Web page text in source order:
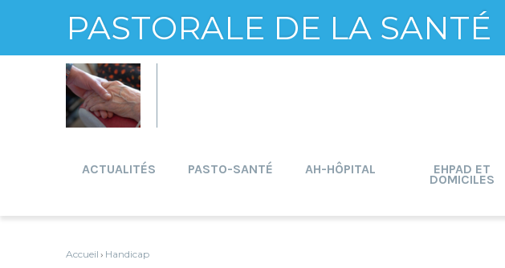
PASTORALE DE LA SANTÉ
au
contenu.
|
Aller
la
navigation
personnels
ACTUALITÉS PASTO-SANTÉ AH-HÔPITAL EHPAD ET
DOMICILES
Accueil › Handicap